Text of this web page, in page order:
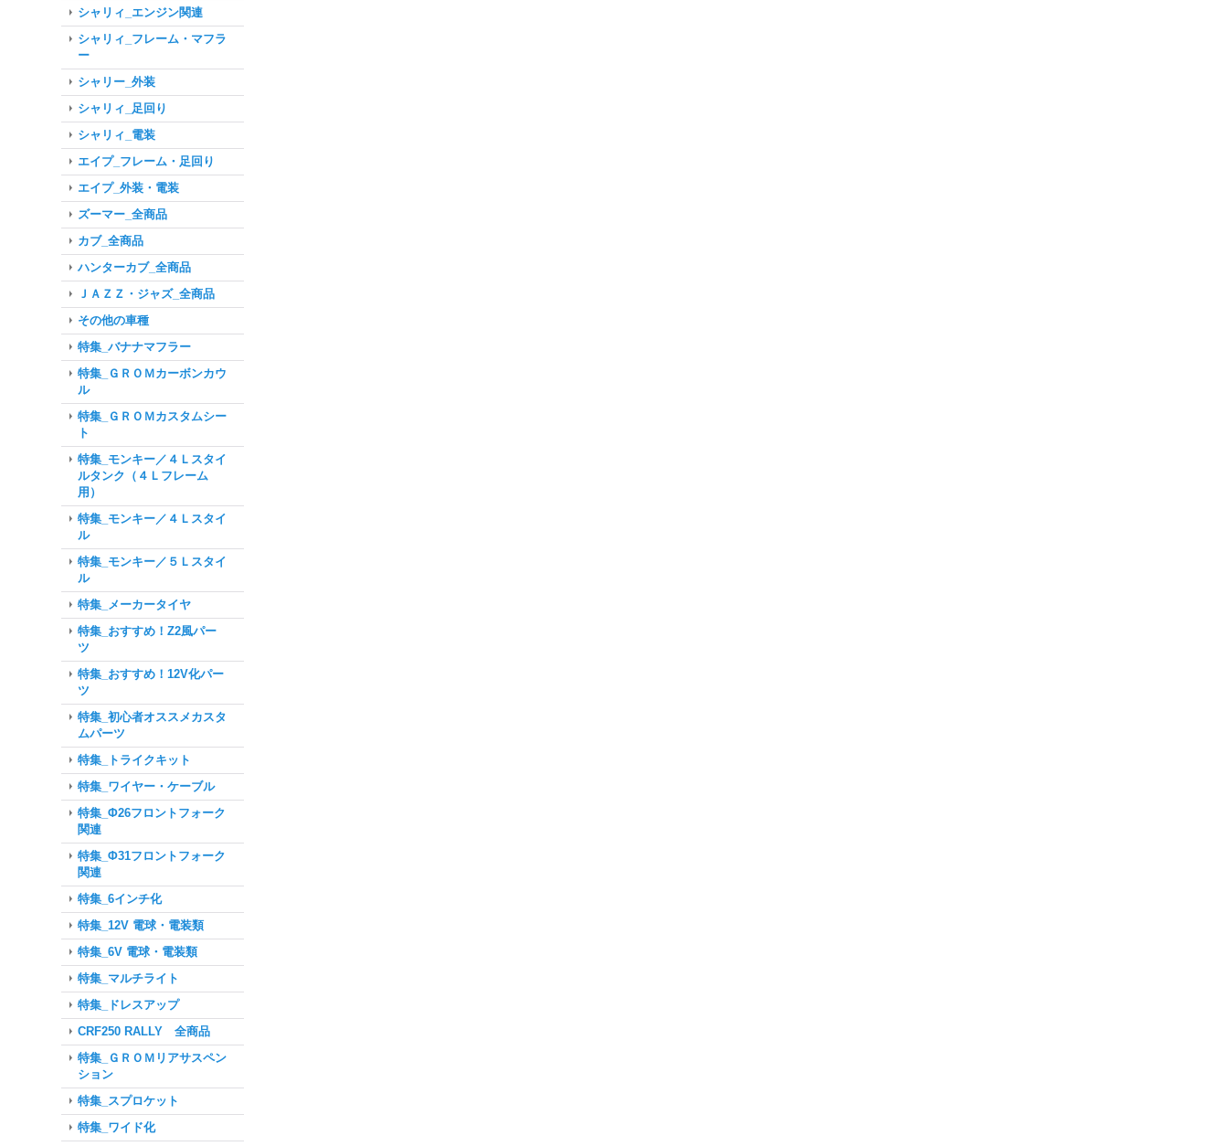
シャリィ_エンジン関連
シャリィ_フレーム・マフラ
ー
シャリー_外装
シャリィ_足回り
シャリィ_電装
エイプ_フレーム・足回り
エイプ_外装・電装
ズーマー_全商品
カブ_全商品
ハンターカブ_全商品
ＪＡＺＺ・ジャズ_全商品
その他の車種
特集_バナナマフラー
特集_ＧＲＯＭカーボンカウ
ル
特集_ＧＲＯＭカスタムシー
ト
特集_モンキー／４Ｌスタイ
ルタンク（４Ｌフレーム
用）
特集_モンキー／４Ｌスタイ
ル
特集_モンキー／５Ｌスタイ
ル
特集_メーカータイヤ
特集_おすすめ！Z2風パー
ツ
特集_おすすめ！12V化パー
ツ
特集_初心者オススメカスタ
ムパーツ
特集_トライクキット
特集_ワイヤー・ケーブル
特集_Φ26フロントフォーク
関連
特集_Φ31フロントフォーク
関連
特集_6インチ化
特集_12V 電球・電装類
特集_6V 電球・電装類
特集_マルチライト
特集_ドレスアップ
CRF250 RALLY 全商品
特集_ＧＲＯＭリアサスペン
ション
特集_スプロケット
特集_ワイド化